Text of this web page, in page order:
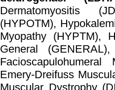
Dermatomyositis
(HYPOTM),
Myopathy (HYPTM),
General
Emery-Dreifuss
Muscular Dystrophy